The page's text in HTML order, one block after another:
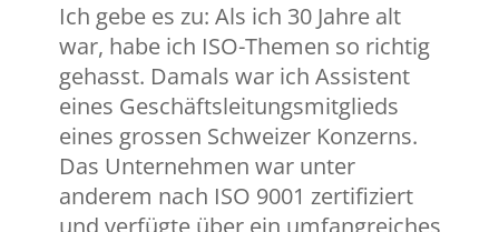
Ich gebe es zu: Als ich 30 Jahre alt
war, habe ich ISO-Themen so richtig
gehasst. Damals war ich Assistent
eines Geschäftsleitungsmitglieds
eines grossen Schweizer Konzerns.
Das Unternehmen war unter
anderem nach ISO 9001 zertifiziert
und verfügte über ein umfangreiches